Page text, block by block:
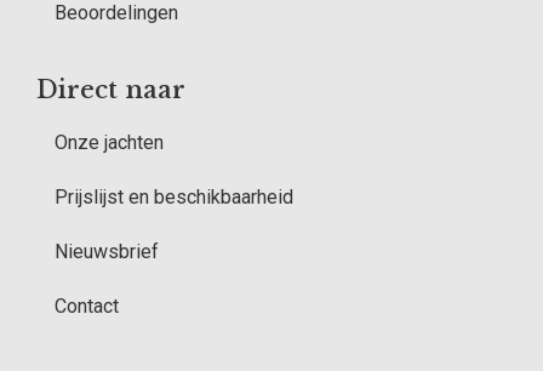
Beoordelingen
Direct naar
Onze jachten
Prijslijst en beschikbaarheid
Nieuwsbrief
Contact